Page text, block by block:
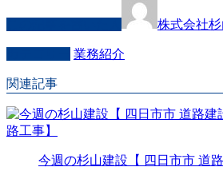
株式会社
業務紹介
関連記事
今週の杉山建設【 四日市市 道